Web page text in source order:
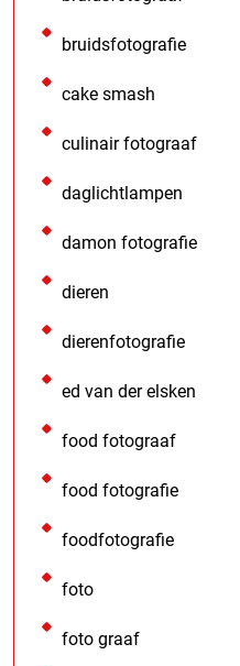
bruidsfotografie
cake smash
culinair fotograaf
daglichtlampen
damon fotografie
dieren
dierenfotografie
ed van der elsken
food fotograaf
food fotografie
foodfotografie
foto
foto graaf